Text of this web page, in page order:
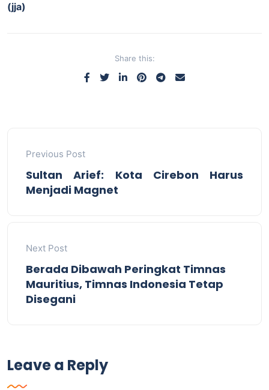
(jja)
Share this:
Previous Post
Sultan Arief: Kota Cirebon Harus
Menjadi Magnet
Next Post
Berada Dibawah Peringkat Timnas
Mauritius, Timnas Indonesia Tetap
Disegani
Leave a Reply